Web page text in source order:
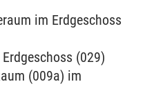
im Erdgeschoss
(029)
(009a) im